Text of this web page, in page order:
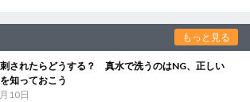
もっと見る
されたらどうする？ 真水で洗うのはNG、正しい
知っておこう
10日